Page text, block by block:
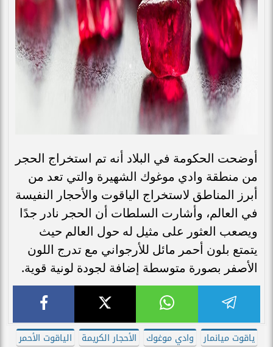
أوضحت الحكومة في البلاد أنه تم استخراج الحجر
من منطقة وادي موغوك الشهيرة والتي تعد من
أبرز المناطق لاستخراج الياقوت والأحجار النفيسة
في العالم، وأشارت السلطات أن الحجر نادر جدًا
ويصعب العثور على مثيل له حول العالم حيث
يتمتع بلون أحمر مائل للأرجواني مع تدرج اللون
الأصفر بصورة متوسطة إضافة لجودة لونية قوية.
ياقوت ميانمار وادي موغوك الأحجار الكريمة
الياقوت الأحمر